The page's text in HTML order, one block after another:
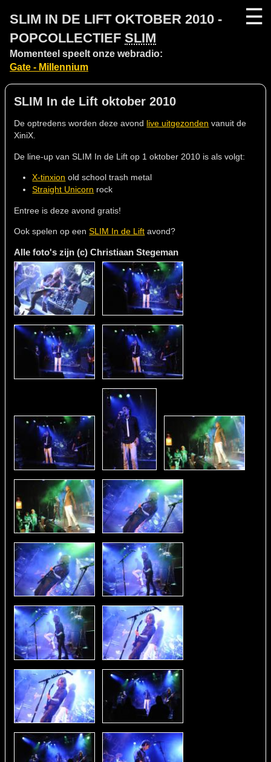
SLIM IN DE LIFT OKTOBER 2010 -
POPCOLLECTIEF SLIM
Momenteel speelt onze webradio:
Gate - Millennium
☰
SLIM In de Lift oktober 2010
De optredens worden deze avond live uitgezonden vanuit de
XiniX.
De line-up van SLIM In de Lift op 1 oktober 2010 is als volgt:
X-tinxion old school trash metal
Straight Unicorn rock
Entree is deze avond gratis!
Ook spelen op eenSLIM In de Lift avond?
Alle foto's zijn (c) Christiaan Stegeman